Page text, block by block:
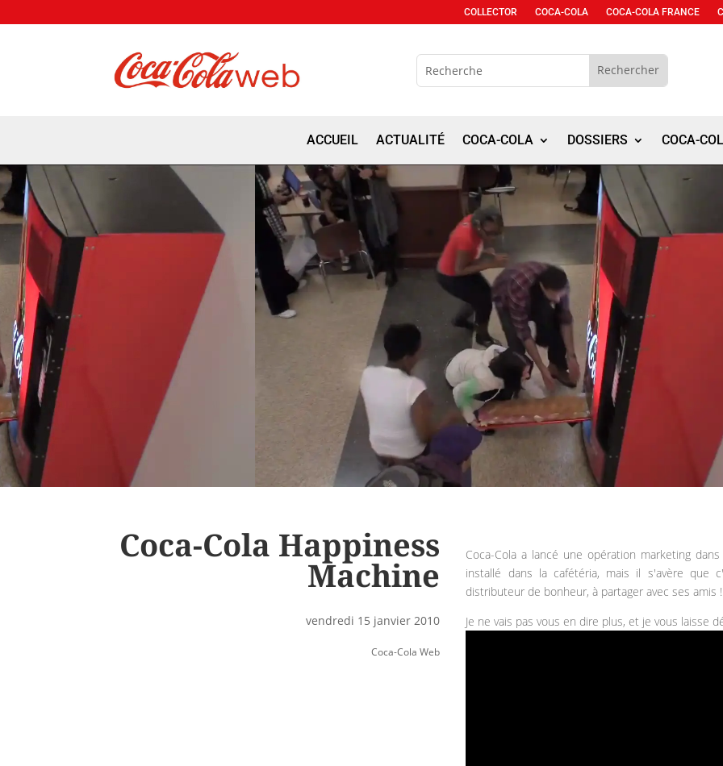
COLLECTOR COCA-COLA COCA-COLA FRANCE
ACCUEIL ACTUALITÉ COCA-COLA DOSSIERS COCA-
Coca-Cola Happiness
Machine
vendredi 15 janvier 2010
Coca-Cola Web
Coca-Cola a lancé une opération marketing
installé dans la cafétéria, mais il s'avère
distributeur de bonheur, à partager avec ses amis !
Je ne vais pas vous en dire plus, et je vous laisse